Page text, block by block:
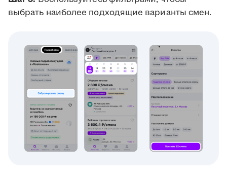
выбрать наиболее подходящие варианты смен.